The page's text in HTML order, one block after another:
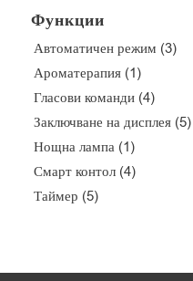
Функции
Автоматичен режим (3)
Ароматерапия (1)
Гласови команди (4)
Заключване на дисплея (5)
Нощна лампа (1)
Смарт контол (4)
Таймер (5)